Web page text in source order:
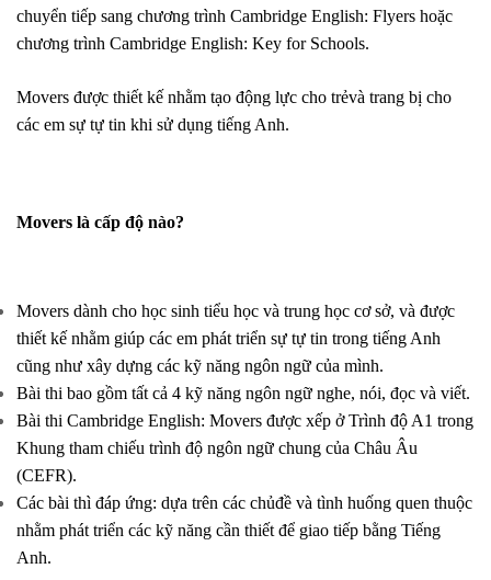
chuyển tiếp sang chương trình Cambridge English: Flyers hoặc
chương trình Cambridge English: Key for Schools.
Movers được thiết kế nhằm tạo động lực cho trẻvà trang bị cho
các em sự tự tin khi sử dụng tiếng Anh.
Movers là cấp độ nào?
Movers dành cho học sinh tiểu học và trung học cơ sở, và được
thiết kế nhằm giúp các em phát triển sự tự tin trong tiếng Anh
cũng như xây dựng các kỹ năng ngôn ngữ của mình.
Bài thi bao gồm tất cả 4 kỹ năng ngôn ngữ nghe, nói, đọc và viết.
Bài thi Cambridge English: Movers được xếp ở Trình độ A1 trong
Khung tham chiếu trình độ ngôn ngữ chung của Châu Âu
(CEFR).
Các bài thì đáp ứng: dựa trên các chủđề và tình huống quen thuộc
nhằm phát triển các kỹ năng cần thiết để giao tiếp bằng Tiếng
Anh.